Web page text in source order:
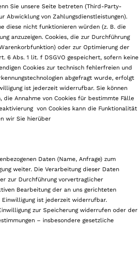
Sie unsere Seite betreten (Third-Party-
Abwicklung von Zahlungsdienstleistungen).
diese nicht funktionieren würden (z. B. die
anzuzeigen. Cookies, die zur Durchführung
oder zur Optimierung der
6 Abs. 1 lit. f DSGVO gespeichert, sofern keine
Cookies zur technisch fehlerfreien und
abgefragt wurde, erfolgt
ist jederzeit widerrufbar. Sie können
Annahme von Cookies für bestimmte Fälle
von Cookies kann die Funktionalität
wir Sie hierüber
Daten (Name, Anfrage) zum
weiter. Die Verarbeitung dieser Daten
zur Durchführung vorvertraglicher
Bearbeitung der an uns gerichteten
Einwilligung ist jederzeit widerrufbar.
zur Speicherung widerrufen oder der
– insbesondere gesetzliche